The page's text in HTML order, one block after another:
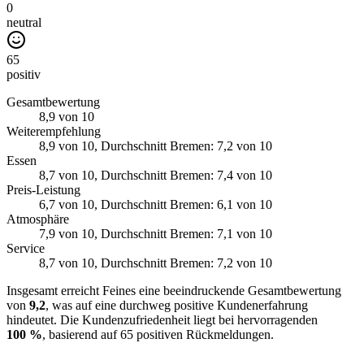
0
neutral
65
positiv
Gesamtbewertung
8,9 von 10
Weiterempfehlung
8,9 von 10, Durchschnitt Bremen: 7,2 von 10
Essen
8,7 von 10, Durchschnitt Bremen: 7,4 von 10
Preis-Leistung
6,7 von 10, Durchschnitt Bremen: 6,1 von 10
Atmosphäre
7,9 von 10, Durchschnitt Bremen: 7,1 von 10
Service
8,7 von 10, Durchschnitt Bremen: 7,2 von 10
Insgesamt erreicht Feines eine beeindruckende Gesamtbewertung
von 9,2, was auf eine durchweg positive Kundenerfahrung
hindeutet. Die Kundenzufriedenheit liegt bei hervorragenden
100 %, basierend auf 65 positiven Rückmeldungen.